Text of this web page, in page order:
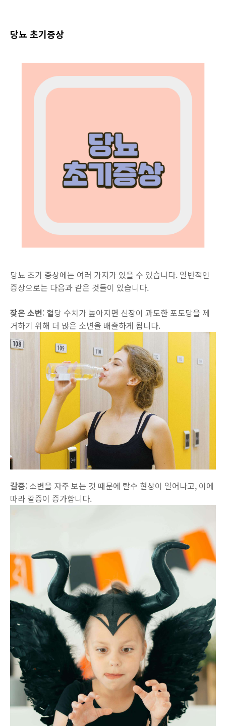
당뇨 초기증상
당뇨 초기 증상에는 여러 가지가 있을 수 있습니다. 일반적인
증상으로는 다음과 같은 것들이 있습니다.
잦은 소변: 혈당 수치가 높아지면 신장이 과도한 포도당을 제
거하기 위해 더 많은 소변을 배출하게 됩니다.
갈증: 소변을 자주 보는 것 때문에 탈수 현상이 일어나고, 이에
따라 갈증이 증가합니다.